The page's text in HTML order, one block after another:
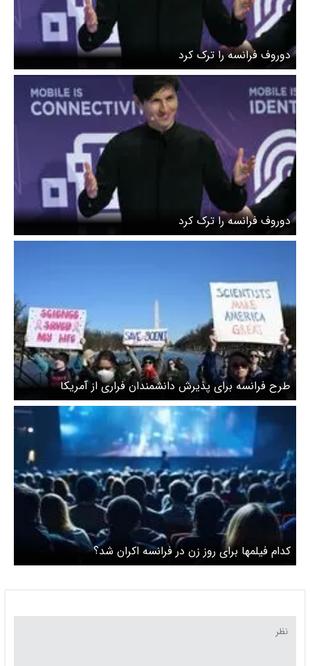
دوروف فرانسه را ترک کرد
دوروف فرانسه را ترک کرد
طرح فرانسه برای پذیرش دانشمندان فراری از آمریکا
کدام فیلمها برای روز زن در فرانسه اکران شد؟